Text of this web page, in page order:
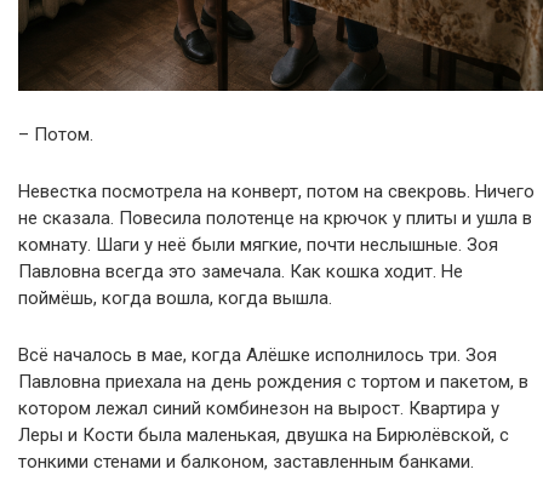
– Потом.
Невестка посмотрела на конверт, потом на свекровь. Ничего
не сказала. Повесила полотенце на крючок у плиты и ушла в
комнату. Шаги у неё были мягкие, почти неслышные. Зоя
Павловна всегда это замечала. Как кошка ходит. Не
поймёшь, когда вошла, когда вышла.
Всё началось в мае, когда Алёшке исполнилось три. Зоя
Павловна приехала на день рождения с тортом и пакетом, в
котором лежал синий комбинезон на вырост. Квартира у
Леры и Кости была маленькая, двушка на Бирюлёвской, с
тонкими стенами и балконом, заставленным банками.